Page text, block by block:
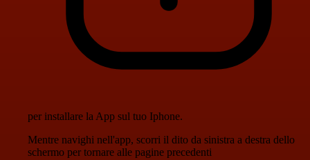
per installare la App sul tuo Iphone.
Mentre navighi nell'app, scorri il dito da sinistra a destra dello
schermo per tornare alle pagine precedenti